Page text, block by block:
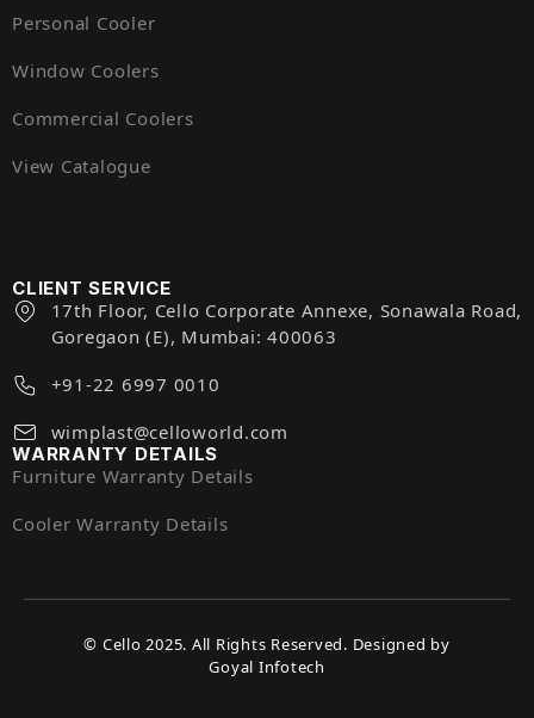
Personal Cooler
Window Coolers
Commercial Coolers
View Catalogue
CLIENT SERVICE
17th Floor, Cello Corporate Annexe, Sonawala Road,
Goregaon (E), Mumbai: 400063
+91-22 6997 0010
wimplast@celloworld.com
WARRANTY DETAILS
Furniture Warranty Details
Cooler Warranty Details
© Cello 2025. All Rights Reserved. Designed by
Goyal Infotech